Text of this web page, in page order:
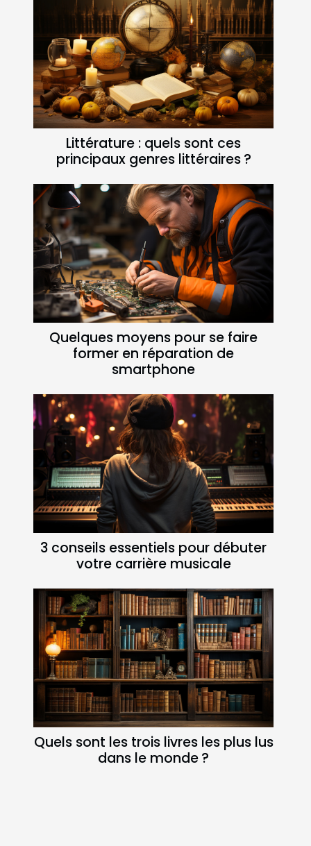
Littérature : quels sont ces
principaux genres littéraires ?
Quelques moyens pour se faire
former en réparation de
smartphone
3 conseils essentiels pour débuter
votre carrière musicale
Quels sont les trois livres les plus lus
dans le monde ?